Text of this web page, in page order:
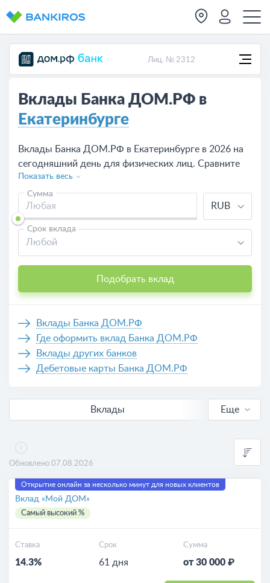
Лиц. № 2312
Вклады Банка ДОМ.РФ в
Екатеринбурге
Вклады Банка ДОМ.РФ в Екатеринбурге в 2026 на
сегодняшний день для физических лиц. Сравните
предложения по вкладам в Банке ДОМ.РФ,
рассчитайте доходность калькулятором, оформите
депозит на сайте или в одно из отделений банка в
Екатеринбурге.
Показать весь
Сумма
RUB
Срок вклада
Любой
Подобрать вклад
Вклады Банка ДОМ.РФ
Где оформить вклад Банка ДОМ.РФ
Вклады других банков
Дебетовые карты Банка ДОМ.РФ
Вклады
Для пенсионеров
Еще
Обновлено 07.08.2026
Открытие онлайн за несколько минут для новых клиентов
Вклад «Мой ДОМ»
Самый высокий %
Ставка
14.3%
Срок
61 дня
Сумма
от 30 000 ₽